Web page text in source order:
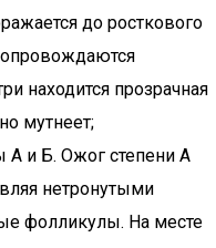
до росткового
находится прозрачная
мутнеет;
А и Б. Ожог степени А
нетронутыми
фолликулы. На месте